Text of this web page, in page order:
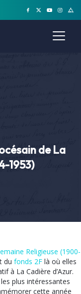
de La
1953)
Religieuse (1900-
du fonds 2F là où elles
à La Cadière d’Azur.
plus intéressantes
cette année